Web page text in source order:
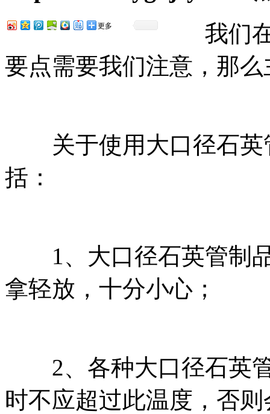
更多
我们在
要点需要我们注意，那
关于使用大口径石英
括：
1、大口径石英管制品
拿轻放，十分小心；
2、各种大口径石英管
时不应超过此温度，否